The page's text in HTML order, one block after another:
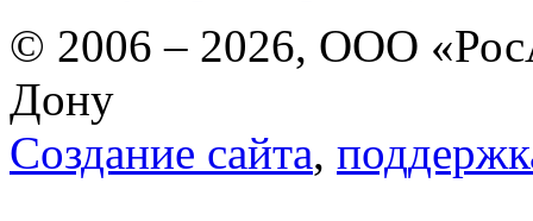
© 2006 – 2026, ООО
Дону
Создание сайта,